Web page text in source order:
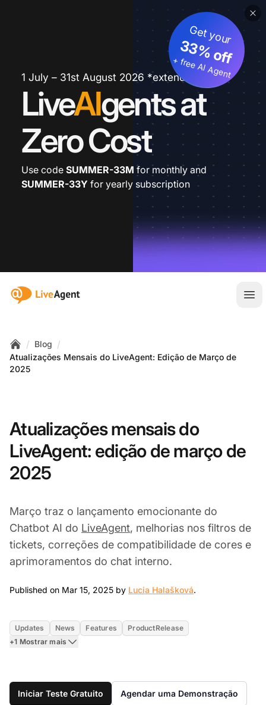
1 July – 31st August 2026 *extended
LiveAIgents at
Zero Cost
Get your
33% off
+ free AI Agent
Use code SUMMER-33M for monthly and
SUMMER-33Y for yearly subscription
:site.title
Home
/ Blog /
Atualizações Mensais do LiveAgent: Edição de Março de
2025
Atualizações mensais do
LiveAgent: edição de março de
2025
Março traz o lançamento emocionante do
Chatbot AI do LiveAgent, melhorias nos filtros de
tickets, correções de compatibilidade de cores e
aprimoramentos do chat interno.
Published on Mar 15, 2025 by Lucia Halašková.
Updates News Features
ProductRelease
+1 Mostrar mais
Iniciar Teste Gratuito Agendar uma Demonstração